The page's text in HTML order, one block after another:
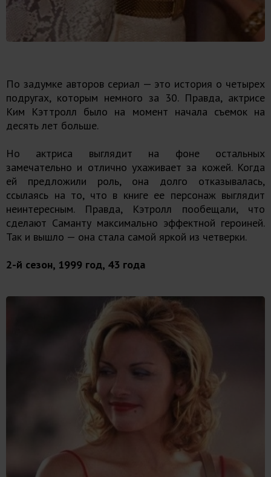
По задумке авторов сериал — это история о четырех
подругах, которым немного за 30. Правда, актрисе
Ким Кэттролл было на момент начала съемок на
десять лет больше.
Но актриса выглядит на фоне остальных
замечательно и отлично ухаживает за кожей. Когда
ей предложили роль, она долго отказывалась,
ссылаясь на то, что в книге ее персонаж выглядит
неинтересным. Правда, Кэтролл пообещали, что
сделают Саманту максимально эффектной героиней.
Так и вышло — она стала самой яркой из четверки.
2-й сезон, 1999 год, 43 года